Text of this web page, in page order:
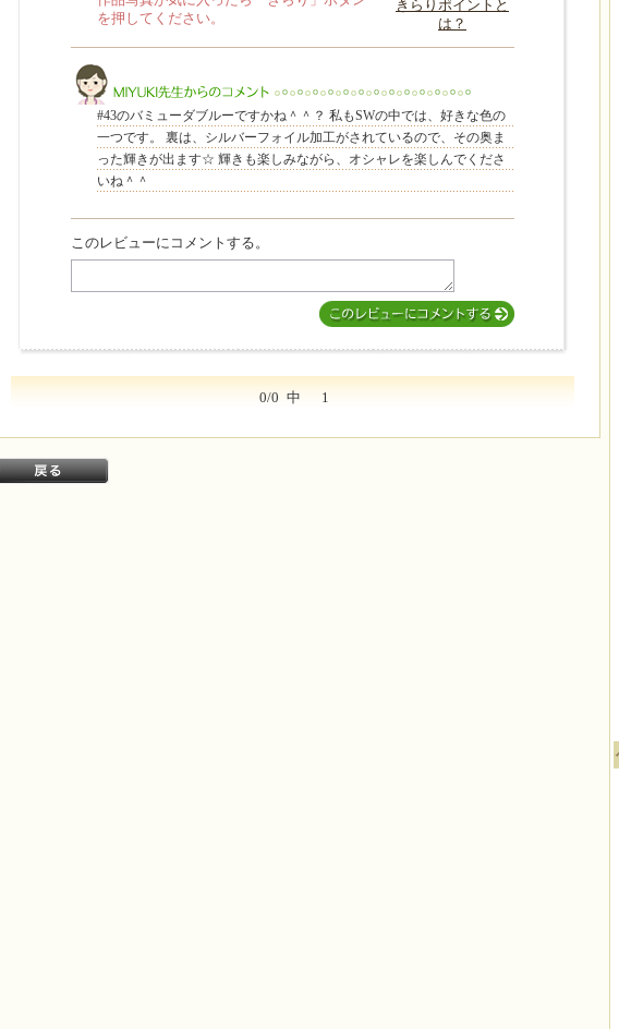
このレビューは参考になりましたか？
を押してください。
きらりポイントと
は？
#43のバミューダブルーですかね＾＾？ 私もSWの中では、好きな色の
一つです。 裏は、シルバーフォイル加工がされているので、その奥ま
った輝きが出ます☆ 輝きも楽しみながら、オシャレを楽しんでくださ
いね＾＾
このレビューにコメントする。
0/0 中 1